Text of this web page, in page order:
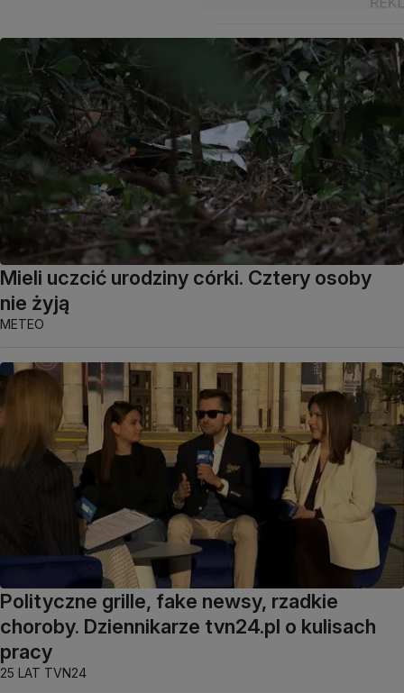
Mieli uczcić urodziny córki. Cztery osoby
nie żyją
METEO
Polityczne grille, fake newsy, rzadkie
choroby. Dziennikarze tvn24.pl o kulisach
pracy
25 LAT TVN24